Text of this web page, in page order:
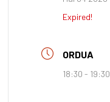
Expired!
ORDUA
18:30 - 19:30